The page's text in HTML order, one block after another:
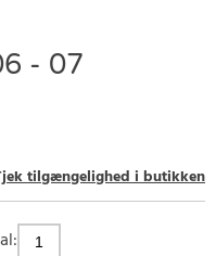
- 07
tilgængelighed i butikken